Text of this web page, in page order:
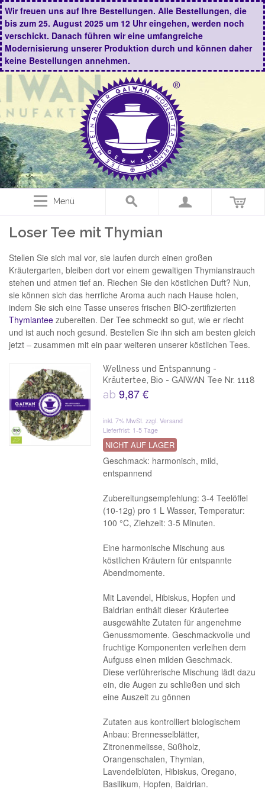
Wir freuen uns auf Ihre Bestellungen. Alle Bestellungen, die
bis zum 25. August 2025 um 12 Uhr eingehen, werden noch
verschickt. Danach führen wir eine umfangreiche
Modernisierung unserer Produktion durch und können daher
keine Bestellungen annehmen.
Menü
Loser Tee mit Thymian
Stellen Sie sich mal vor, sie laufen durch einen großen
Kräutergarten, bleiben dort vor einem gewaltigen Thymianstrauch
stehen und atmen tief an. Riechen Sie den köstlichen Duft? Nun,
sie können sich das herrliche Aroma auch nach Hause holen,
indem Sie sich eine Tasse unseres frischen BIO-zertifizierten
Thymiantee zubereiten. Der Tee schmeckt so gut, wie er riecht
und ist auch noch gesund. Bestellen Sie ihn sich am besten gleich
jetzt – zusammen mit ein paar weiteren unserer köstlichen Tees.
Wellness und Entspannung -
Kräutertee, Bio - GAIWAN Tee Nr. 1118
ab9,87 €
inkl. 7% MwSt.zzgl. Versand
Lieferfrist: 1-5 Tage
NICHT AUF LAGER
Geschmack: harmonisch, mild,
entspannend
Zubereitungsempfehlung: 3-4 Teelöffel
(10-12g) pro 1 L Wasser, Temperatur:
100 °C, Ziehzeit: 3-5 Minuten.
Eine harmonische Mischung aus
köstlichen Kräutern für entspannte
Abendmomente.
Mit Lavendel, Hibiskus, Hopfen und
Baldrian enthält dieser Kräutertee
ausgewählte Zutaten für angenehme
Genussmomente. Geschmackvolle und
fruchtige Komponenten verleihen dem
Aufguss einen milden Geschmack.
Diese verführerische Mischung lädt dazu
ein, die Augen zu schließen und sich
eine Auszeit zu gönnen
Zutaten aus kontrolliert biologischem
Anbau: Brennesselblätter,
Zitronenmelisse, Süßholz,
Orangenschalen, Thymian,
Lavendelblüten, Hibiskus, Oregano,
Basilikum, Hopfen, Baldrian.